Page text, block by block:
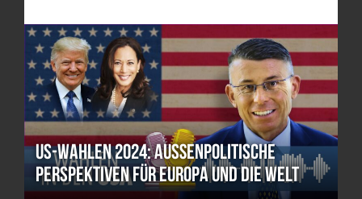
US-Wahlen 2024: Außenpolitische
Perspektiven für Europa und die Welt